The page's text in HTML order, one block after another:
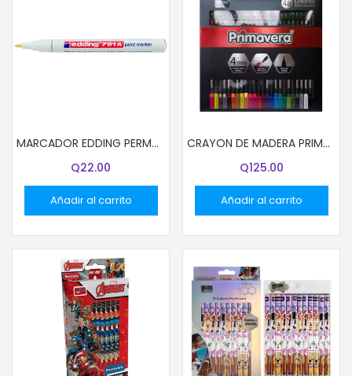
MARCADOR EDDING PERMANENTE 791 DELGADO BLANCO
Q22.00
Añadir al carrito
CRAYON DE MADERA PRIMAVERA 48COL 03379 NEGRO (48)
Q125.00
Añadir al carrito